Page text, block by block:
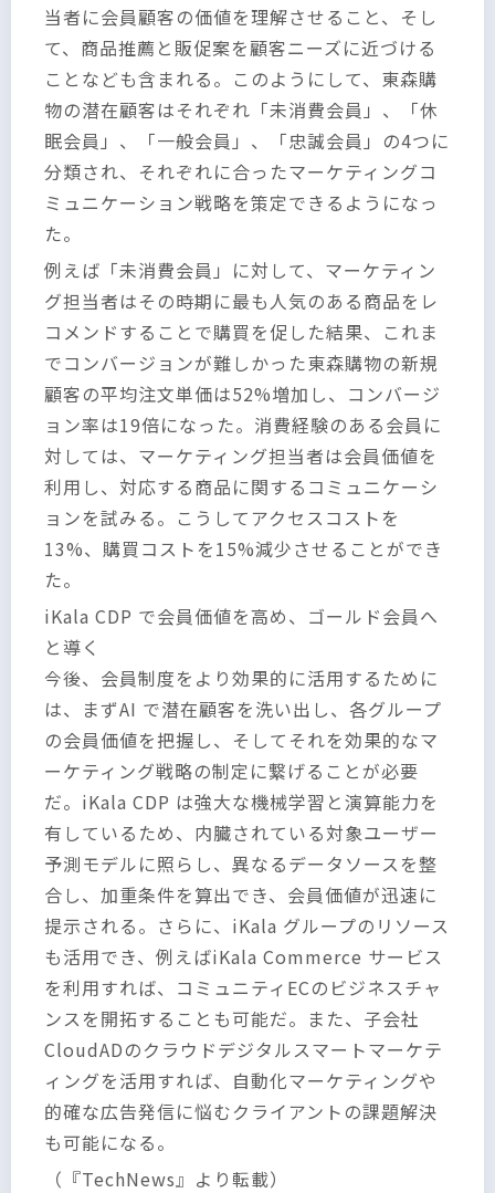
当者に会員顧客の価値を理解させること、そし
て、商品推薦と販促案を顧客ニーズに近づける
ことなども含まれる。このようにして、東森購
物の潜在顧客はそれぞれ「未消費会員」、「休
眠会員」、「一般会員」、「忠誠会員」の4つに
分類され、それぞれに合ったマーケティングコ
ミュニケーション戦略を策定できるようになっ
た。
例えば「未消費会員」に対して、マーケティン
グ担当者はその時期に最も人気のある商品をレ
コメンドすることで購買を促した結果、これま
でコンバージョンが難しかった東森購物の新規
顧客の平均注文単価は52%増加し、コンバージ
ョン率は19倍になった。消費経験のある会員に
対しては、マーケティング担当者は会員価値を
利用し、対応する商品に関するコミュニケーシ
ョンを試みる。こうしてアクセスコストを
13%、購買コストを15%減少させることができ
た。
iKala CDP で会員価値を高め、ゴールド会員へ
と導く
今後、会員制度をより効果的に活用するために
は、まずAI で潜在顧客を洗い出し、各グループ
の会員価値を把握し、そしてそれを効果的なマ
ーケティング戦略の制定に繋げることが必要
だ。iKala CDP は強大な機械学習と演算能力を
有しているため、内臓されている対象ユーザー
予測モデルに照らし、異なるデータソースを整
合し、加重条件を算出でき、会員価値が迅速に
提示される。さらに、iKala グループのリソース
も活用でき、例えばiKala Commerce サービス
を利用すれば、コミュニティECのビジネスチャ
ンスを開拓することも可能だ。また、子会社
CloudADのクラウドデジタルスマートマーケテ
ィングを活用すれば、自動化マーケティングや
的確な広告発信に悩むクライアントの課題解決
も可能になる。
（『TechNews』より転載）